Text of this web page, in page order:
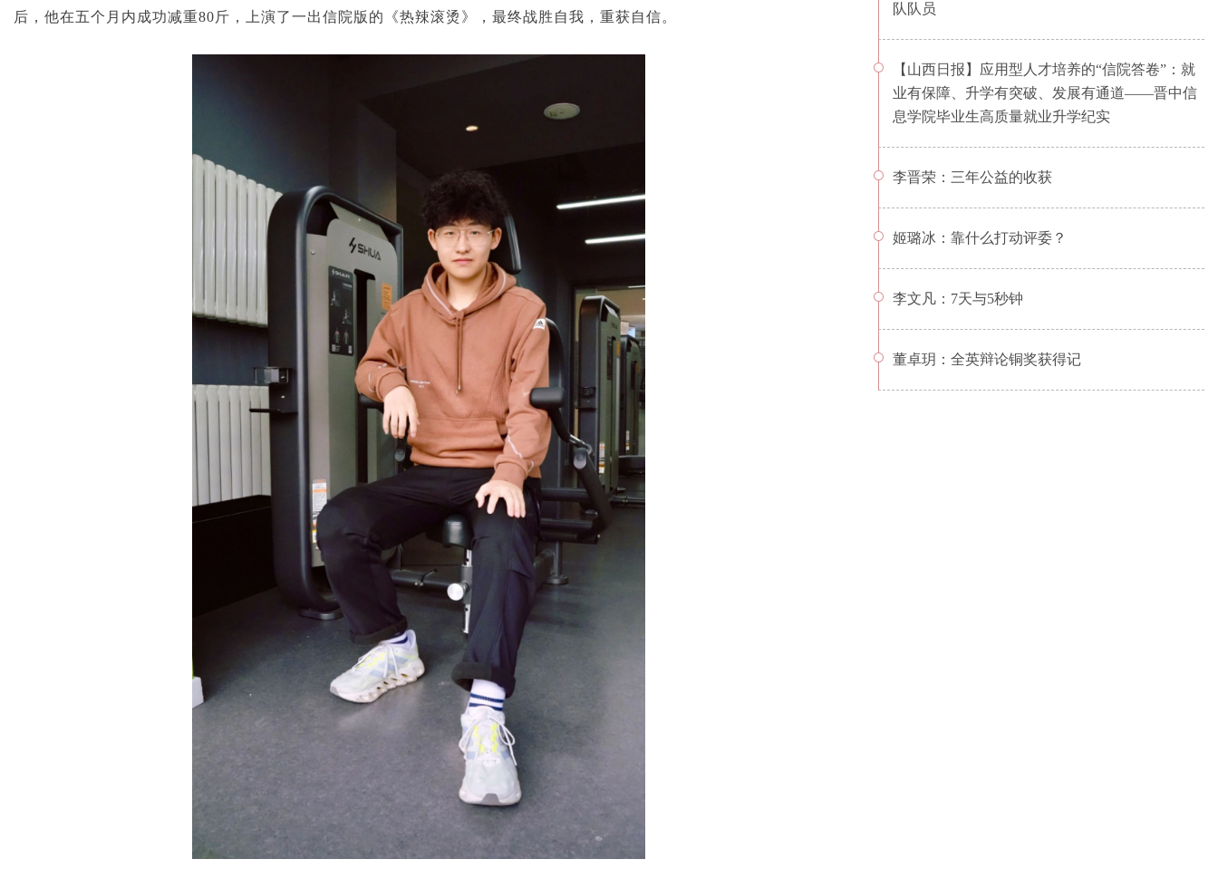
后，他在五个月内成功减重80斤，上演了一出信院版的《热辣滚烫》，最终战胜自我，重获自信。
队队员
【山西日报】应用型人才培养的“信院答卷”：就
业有保障、升学有突破、发展有通道——晋中信
息学院毕业生高质量就业升学纪实
李晋荣：三年公益的收获
姬璐冰：靠什么打动评委？
李文凡：7天与5秒钟
董卓玥：全英辩论铜奖获得记